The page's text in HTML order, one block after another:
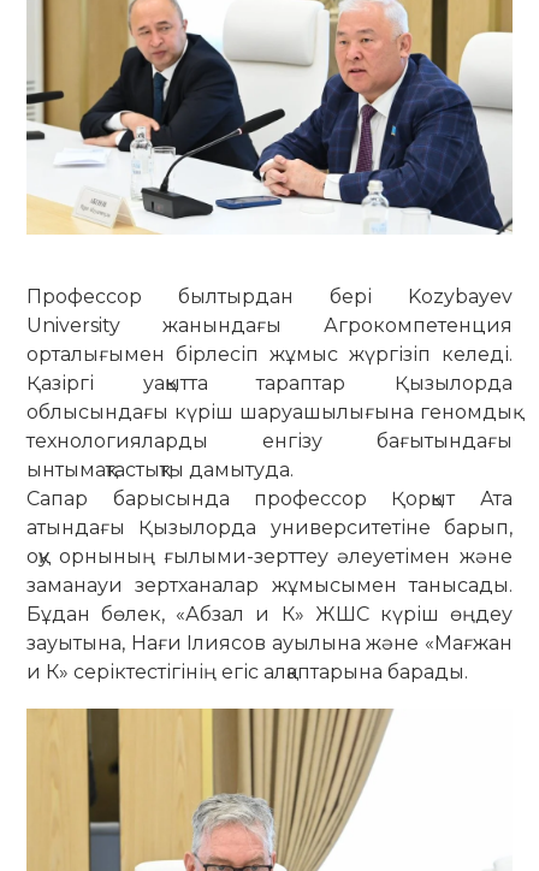
Профессор былтырдан бері Kozybayev
University жанындағы Агрокомпетенция
орталығымен бірлесіп жұмыс жүргізіп келеді.
Қазіргі уақытта тараптар Қызылорда
облысындағы күріш шаруашылығына геномдық
технологияларды енгізу бағытындағы
ынтымақтастықты дамытуда.
Сапар барысында профессор Қорқыт Ата
атындағы Қызылорда университетіне барып,
оқу орнының ғылыми-зерттеу әлеуетімен және
заманауи зертханалар жұмысымен танысады.
Бұдан бөлек, «Абзал и К» ЖШС күріш өңдеу
зауытына, Нағи Ілиясов ауылына және «Мағжан
и К» серіктестігінің егіс алқаптарына барады.